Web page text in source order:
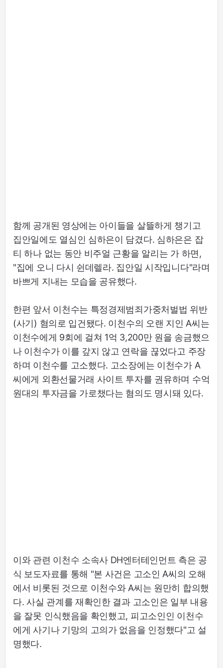
함께 공개된 영상에는 아이들을 살뜰하게 챙기고
집안일에도 열심인 심하은이 담겼다. 심하은은 잡
티 하나 없는 동안 비주얼 근황을 알리는 가 하면,
"집에 오니 다시 쉰데렐라. 집안일 시작입니다"라며
바쁘게 지내는 모습을 공유했다.
한편 앞서 이천수는 특정경제범죄가중처벌법 위반
(사기) 혐의로 입건됐다. 이천수의 오랜 지인 A씨는
이천수에게 9회에 걸쳐 1억 3,200만 원을 송금했으
나 이천수가 이를 갚지 않고 연락을 끊었다고 주장
하며 이천수를 고소했다. 고소장에는 이천수가 A
씨에게 외환선물거래 사이트 투자를 권유하며 수억
원대의 투자금을 가로챘다는 혐의도 명시돼 있다.
이와 관련 이천수 소속사 DH엔터테인먼트 측은 공
식 보도자료를 통해 "본 사건은 고소인 A씨의 오해
에서 비롯된 것으로 이천수와 A씨는 원만히 합의했
다. 사실 관계를 재확인한 결과 고소인은 일부 내용
을 잘못 인식했음을 확인했고, 피고소인인 이천수
에게 사기나 기망의 고의가 없음을 인정했다"고 설
명했다.